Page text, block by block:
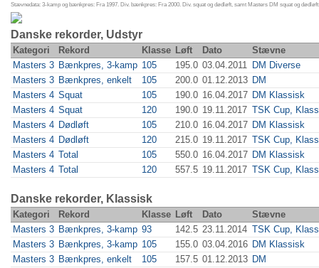
Stævnedata: 3-kamp og bænkpres: Fra 1997. Div. bænkpres: Fra 2000. Div. squat og dødløft, samt Masters DM squat og
Danske rekorder, Udstyr
Kategori Rekord Klasse Løft Dato
Stævne
Masters 3 Bænkpres, 3-kamp 105 195.0 03.04.2011 DM Diverse
Masters 3 Bænkpres, enkelt 105 200.0 01.12.2013 DM
Masters 4 Squat 105 190.0 16.04.2017 DM Klassisk
Masters 4 Squat 120 190.0 19.11.2017 TSK Cup,
Masters 4 Dødløft 105 210.0 16.04.2017 DM Klassisk
Masters 4 Dødløft 120 215.0 19.11.2017 TSK Cup,
Masters 4 Total 105 550.0 16.04.2017 DM Klassisk
Masters 4 Total 120 557.5 19.11.2017 TSK Cup,
Danske rekorder, Klassisk
Kategori Rekord Klasse Løft Dato
Stævne
Masters 3 Bænkpres, 3-kamp 93 142.5 23.11.2014 TSK Cup,
Masters 3 Bænkpres, 3-kamp 105 155.0 03.04.2016 DM Klassisk
Masters 3 Bænkpres, enkelt 105 157.5 01.12.2013 DM